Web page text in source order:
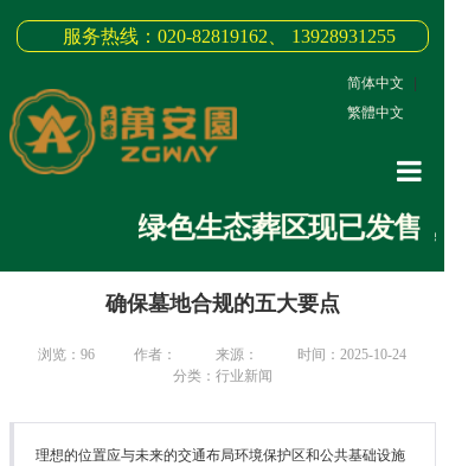
网站
服务热线：020-82819162、 13928931255
简体中文
繁體中文
绿色生态葬区现已发售
确保墓地合规的五大要点
浏览： 96 作者： 来源：
时间：2025-10-24
分类：行业新闻
理想的位置应与未来的交通布局环境保护区和公共基础设施